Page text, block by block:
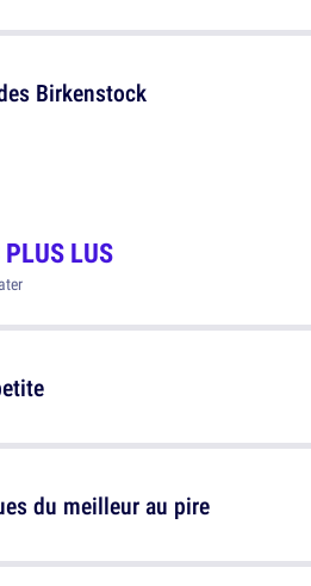
Birkenstock
PLUS LUS
du meilleur au pire